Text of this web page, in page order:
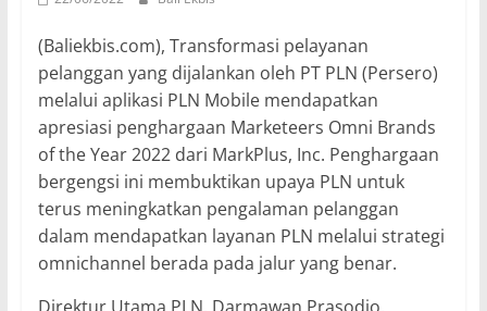
(Baliekbis.com), Transformasi pelayanan
pelanggan yang dijalankan oleh PT PLN (Persero)
melalui aplikasi PLN Mobile mendapatkan
apresiasi penghargaan Marketeers Omni Brands
of the Year 2022 dari MarkPlus, Inc. Penghargaan
bergengsi ini membuktikan upaya PLN untuk
terus meningkatkan pengalaman pelanggan
dalam mendapatkan layanan PLN melalui strategi
omnichannel berada pada jalur yang benar.